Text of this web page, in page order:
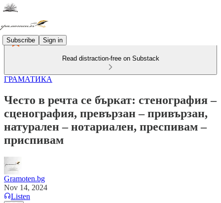
Subscribe Sign in
Read distraction-free on Substack
ГРАМАТИКА
Често в речта се бъркат: стенография –
сценография, превързан – привързан,
натурален – нотариален, преспивам –
приспивам
Gramoten.bg
Nov 14, 2024
Listen